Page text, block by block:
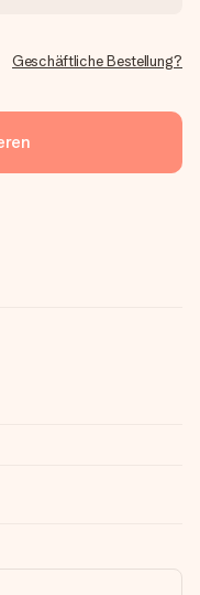
Geschäftliche Bestellung?